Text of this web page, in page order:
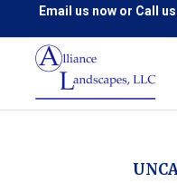
Email us nowor Call us